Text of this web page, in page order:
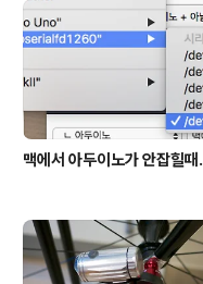
맥에서 아두이노가 안잡힐때.